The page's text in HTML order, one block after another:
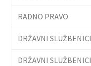
RADNO PRAVO
DRŽAVNI
DRŽAVNI